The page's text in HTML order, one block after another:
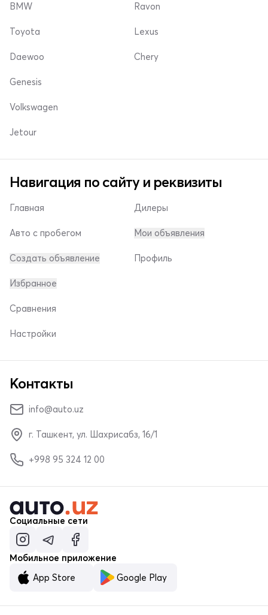
BMW
Toyota
Daewoo
Ravon
Lexus
Chery
Genesis
Volkswagen
Jetour
Навигация по сайту и реквизиты
Главная
Авто с пробегом
Создать объявление
Дилеры
Мои объявления
Профиль
Избранное
Сравнения
Настройки
Контакты
info@auto.uz
г. Ташкент, ул. Шахрисабз, 16/1
+998 95 324 12 00
Социальные сети
Мобильное приложение
App Store
Google Play